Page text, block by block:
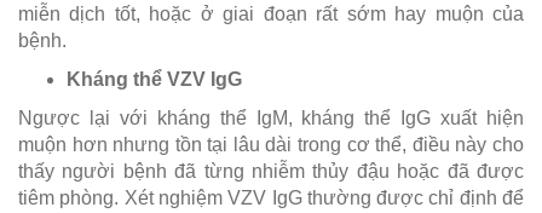
miễn dịch tốt, hoặc ở giai đoạn rất sớm hay muộn của
bệnh.
Kháng thể VZV IgG
Ngược lại với kháng thể IgM, kháng thể IgG xuất hiện
muộn hơn nhưng tồn tại lâu dài trong cơ thể, điều này cho
thấy người bệnh đã từng nhiễm thủy đậu hoặc đã được
tiêm phòng. Xét nghiệm VZV IgG thường được chỉ định để